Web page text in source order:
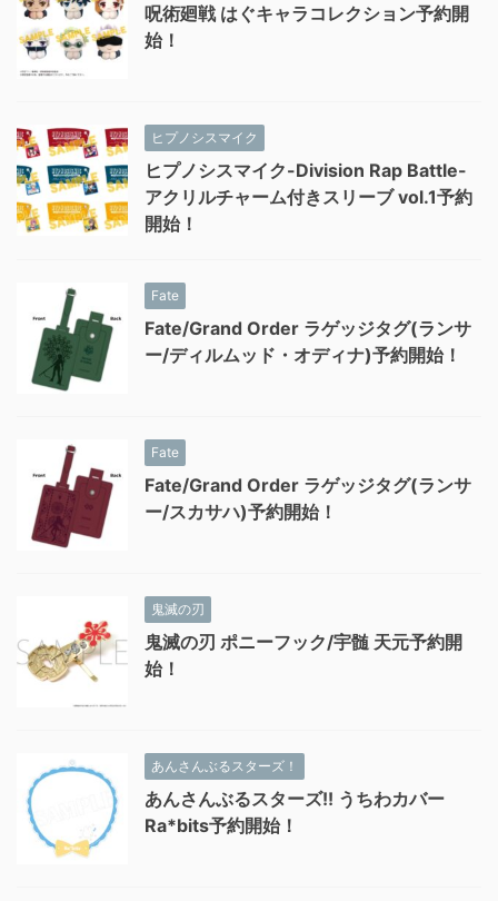
呪術廻戦 はぐキャラコレクション予約開
始！
ヒプノシスマイク
ヒプノシスマイク-Division Rap Battle-
アクリルチャーム付きスリーブ vol.1予約
開始！
Fate
Fate/Grand Order ラゲッジタグ(ランサ
ー/ディルムッド・オディナ)予約開始！
Fate
Fate/Grand Order ラゲッジタグ(ランサ
ー/スカサハ)予約開始！
鬼滅の刃
鬼滅の刃 ポニーフック/宇髄 天元予約開
始！
あんさんぶるスターズ！
あんさんぶるスターズ!! うちわカバー
Ra*bits予約開始！